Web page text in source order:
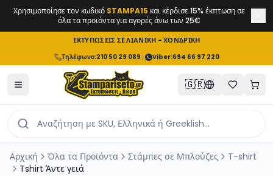
Χρησιμοποίησε τον κωδικό STAMPA15 και κέρδισε 15% έκπτωση σε
όλα τα προϊόντα για αγορές άνω των 25€
ΕΚΤΥΠΩΣΕΙΣ ΣΕ ΛΙΑΝΙΚΗ - ΧΟΝΔΡΙΚΗ
Τηλέφωνο:210 50 29 089 | Viber:694 66 97 220
🇬🇷
Αρχική Όλα τα Προϊόντα Στάμπες σε Μπλούζες
T-shirt
Tshirt Άντε γειά